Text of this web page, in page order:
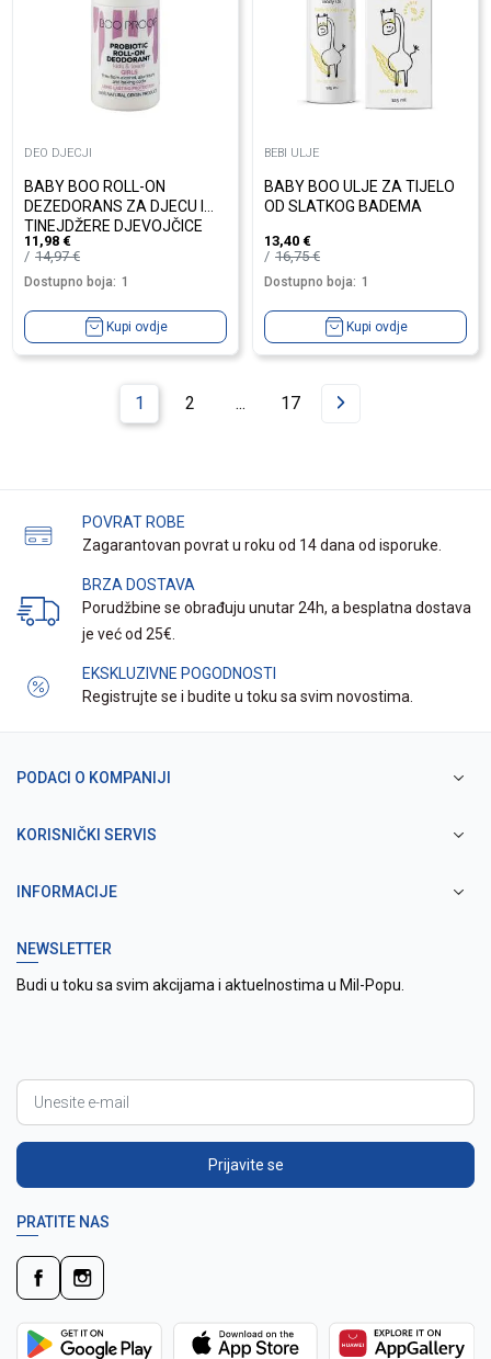
DEO DJECJI
BABY BOO ROLL-ON
DEZEDORANS ZA DJECU I
TINEJDŽERE DJEVOJČICE
11,98 €
14,97€
Dostupno boja: 1
Kupi ovdje
BEBI ULJE
BABY BOO ULJE ZA TIJELO
OD SLATKOG BADEMA
13,40 €
16,75€
Dostupno boja: 1
Kupi ovdje
1 2 ... 17
POVRAT ROBE
Zagarantovan povrat u roku od 14 dana od isporuke.
BRZA DOSTAVA
Porudžbine se obrađuju unutar 24h, a besplatna dostava
je već od 25€.
EKSKLUZIVNE POGODNOSTI
Registrujte se i budite u toku sa svim novostima.
PODACI O KOMPANIJI
KORISNIČKI SERVIS
INFORMACIJE
NEWSLETTER
Budi u toku sa svim akcijama i aktuelnostima u Mil-Popu.
Prijavite se
PRATITE NAS